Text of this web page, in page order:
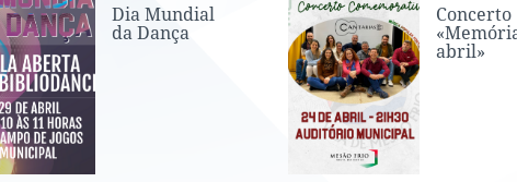
Dia Mundial
da Dança
Concerto
abril»